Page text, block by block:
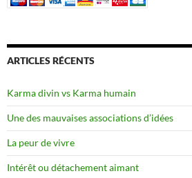
ARTICLES RÉCENTS
Karma divin vs Karma humain
Une des mauvaises associations d’idées
La peur de vivre
Intérêt ou détachement aimant